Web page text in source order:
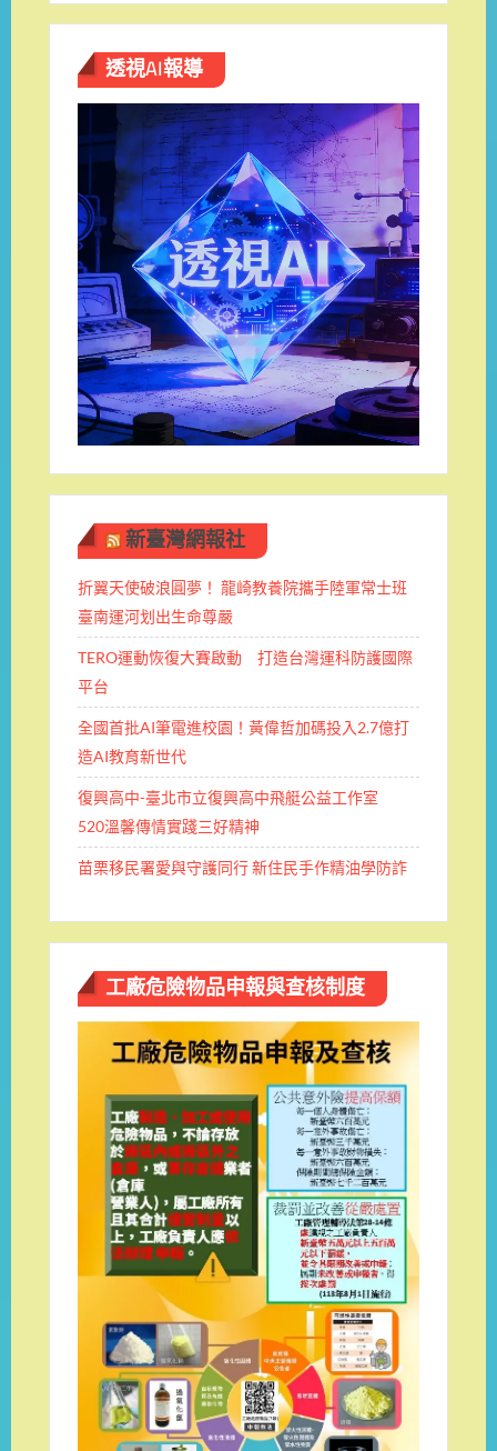
透視AI報導
新臺灣網報社
折翼天使破浪圓夢！ 龍崎教養院攜手陸軍常士班 ​
臺南運河划出生命尊嚴
TERO運動恢復大賽啟動 打造台灣運科防護國際
平台
全國首批AI筆電進校園！黃偉哲加碼投入2.7億打
造AI教育新世代
復興高中-臺北市立復興高中飛艇公益工作室
520溫馨傳情實踐三好精神
苗栗移民署愛與守護同行 新住民手作精油學防詐
工廠危險物品申報與查核制度